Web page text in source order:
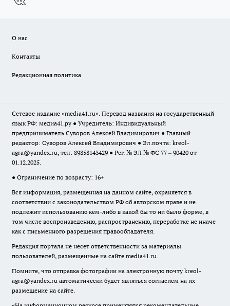
О нас
Контакты
Редакционная политика
Сетевое издание «media41.ru». Перевод названия на государственный
язык РФ: медиа41.ру ● Учредитель: Индивидуальный
предприниматель Суворов Алексей Владимирович ● Главный
редактор: Суворов Алексей Владимирович ● Эл.почта: kreol-
agra@yandex.ru, тел: 89858143429 ● Рег. № ЭЛ № ФС 77 – 90420 от
01.12.2025.
● Ограничение по возрасту: 16+
Вся информация, размещенная на данном сайте, охраняется в
соответствии с законодательством РФ об авторском праве и не
подлежит использованию кем-либо в какой бы то ни было форме, в
том числе воспроизведению, распространению, переработке не иначе
как с письменного разрешения правообладателя.
Редакция портала не несет ответственности за материалы
пользователей, размещенные на сайте media41.ru.
Помните, что отправка фотографии на электронную почту kreol-
agra@yandex.ru автоматически будет являться согласием на их
размещение на сайте.